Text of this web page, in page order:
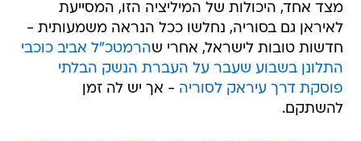
מצד אחד, היכולות של המיליציה הזו, המסייעת
לאיראן גם בסוריה, נחלשו ככל הנראה משמעותית -
חדשות טובות לישראל, אחרי שהרמטכ"ל אביב כוכבי
התלונן בשבוע שעבר על העברת הנשק הבלתי
פוסקת דרך עיראק לסוריה - אך יש לה זמן
להשתקם.